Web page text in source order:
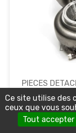
PIECES
- TURBINE
IN/OUT RR -
Sur commande
Ce site utilise des
ceux que vous
Tout accepter